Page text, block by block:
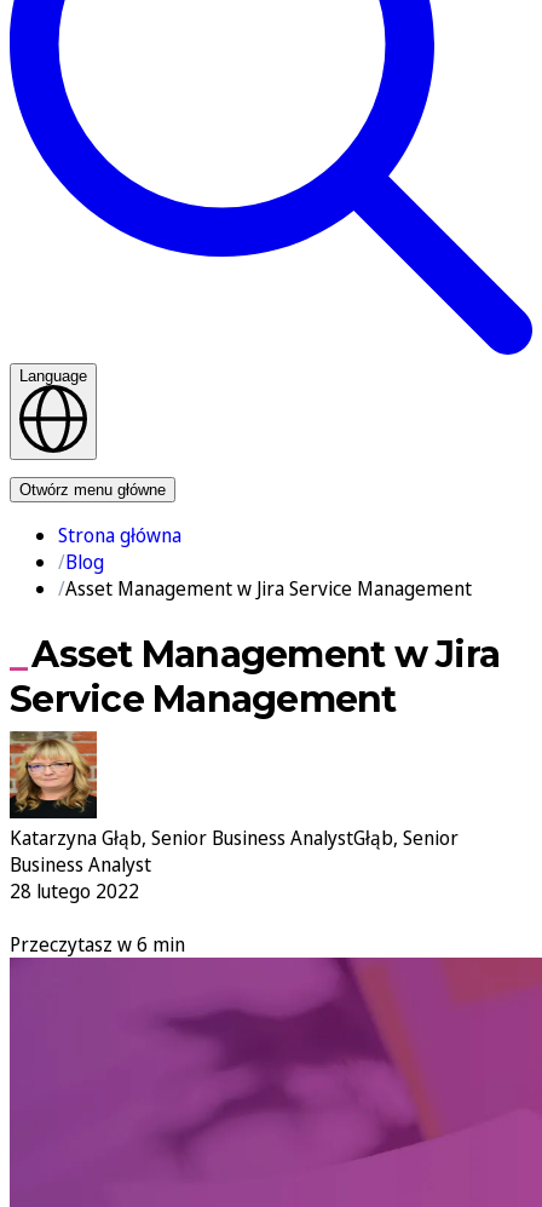
Language
Otwórz menu główne
Strona główna
Blog
Asset Management w Jira Service Management
Asset Management w Jira
Service Management
Katarzyna Głąb, Senior Business AnalystGłąb, Senior
Business Analyst
28 lutego 2022
Przeczytasz w 6 min